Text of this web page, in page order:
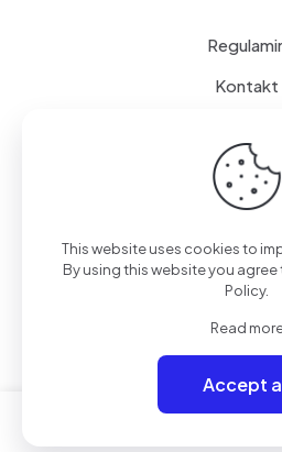
Kontakt
FAQ
© 2026 GoVolty.com |
Polityka Prywatności|
This website uses cookies to
By using this website you agree
Policy.
Read
Accept